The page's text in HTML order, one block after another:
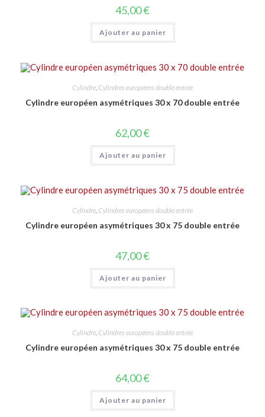
45,00€
Ajouter au panier
Cylindre Cylindres européens double entrée
Cylindre européen asymétriques 30 x 70 double entrée
62,00€
Ajouter au panier
Cylindre Cylindres européens double entrée
Cylindre européen asymétriques 30 x 75 double entrée
47,00€
Ajouter au panier
Cylindre, Cylindres européens double entrée
Cylindre européen asymétriques 30 x 75 double entrée
64,00€
Ajouter au panier